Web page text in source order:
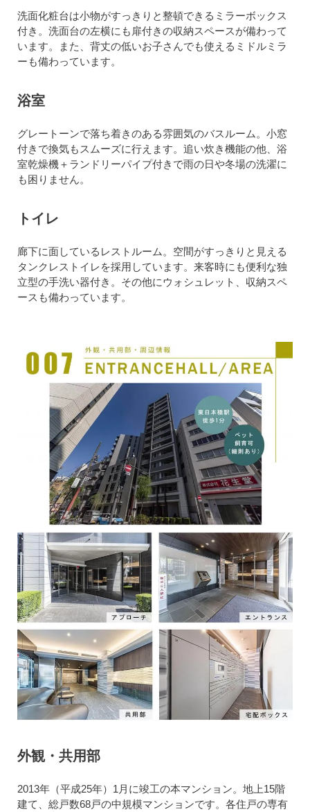
洗面化粧台は小物がすっきりと整頓できるミラーボックス
付き。洗面台の左横にも扉付きの収納スペースが備わって
います。また、背丈の低いお子さんでも使えるミドルミラ
ーも備わっています。
浴室
グレートーンで落ち着きのある雰囲気のバスルーム。小窓
付きで換気もスムーズに行えます。追い炊き機能の他、浴
室乾燥機＋ランドリーパイプ付きで雨の日や冬場の洗濯に
も困りません。
トイレ
廊下に面しているレストルーム。空間がすっきりと見える
タンクレストイレを採用しています。来客時にも便利な独
立型の手洗い器付き。その他にウォシュレット、収納スペ
ースも備わっています。
外観・共用部
2013年（平成25年）1月に竣工の本マンション。地上15階
建て、総戸数68戸の中規模マンションです。各住戸の専有